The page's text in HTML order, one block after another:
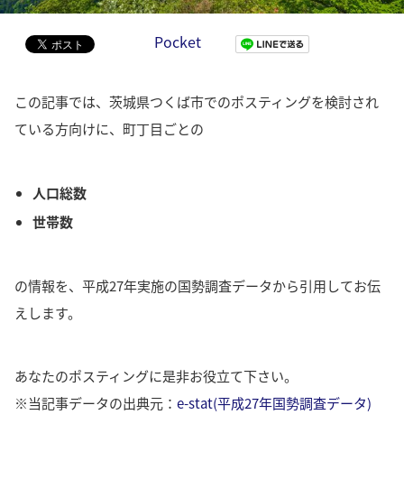
Pocket
この記事では、茨城県つくば市でのポスティングを検討され
ている方向けに、町丁目ごとの
人口総数
世帯数
の情報を、平成27年実施の国勢調査データから引用してお伝
えします。
あなたのポスティングに是非お役立て下さい。
※当記事データの出典元： e-stat(平成27年国勢調査データ)